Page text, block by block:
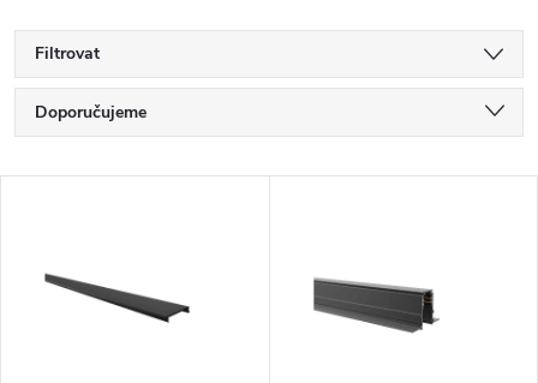
Filtrovat
Ř
a
Doporučujeme
Abecedně